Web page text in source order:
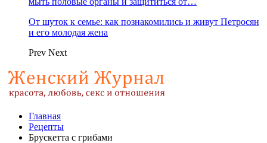
От шуток к семье: как познакомились и живут Петросян
и его молодая жена
Prev Next
Главная
Рецепты
Брускетта с грибами